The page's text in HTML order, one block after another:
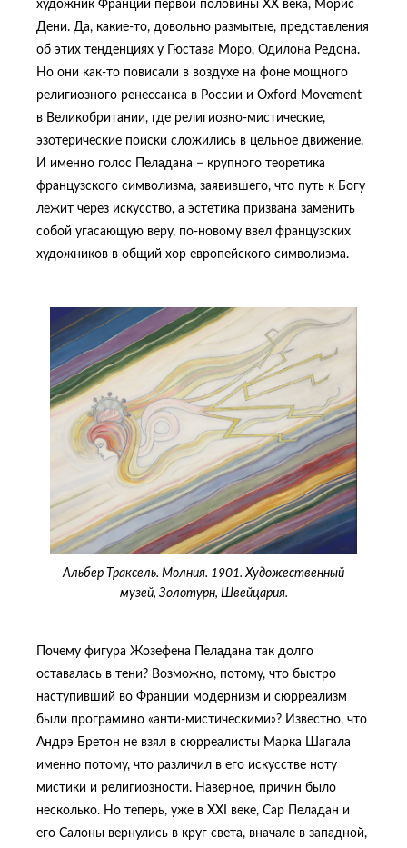
художник Франции первой половины ХХ века, Морис
Дени. Да, какие-то, довольно размытые, представления
об этих тенденциях у Гюстава Моро, Одилона Редона.
Но они как-то повисали в воздухе на фоне мощного
религиозного ренессанса в России и Oxford Movement
в Великобритании, где религиозно-мистические,
эзотерические поиски сложились в цельное движение.
И именно голос Пеладана − крупного теоретика
французского символизма, заявившего, что путь к Богу
лежит через искусство, а эстетика призвана заменить
собой угасающую веру, по-новому ввел французских
художников в общий хор европейского символизма.
Альбер Траксель. Молния. 1901. Художественный
музей, Золотурн, Швейцария.
Почему фигура Жозефена Пеладана так долго
оставалась в тени? Возможно, потому, что быстро
наступивший во Франции модернизм и сюрреализм
были программно «анти-мистическими»? Известно, что
Андрэ Бретон не взял в сюрреалисты Марка Шагала
именно потому, что различил в его искусстве ноту
мистики и религиозности. Наверное, причин было
несколько. Но теперь, уже в XXI веке, Сар Пеладан и
его Салоны вернулись в круг света, вначале в западной,